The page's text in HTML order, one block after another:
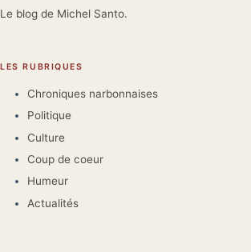
Le blog de Michel Santo.
LES RUBRIQUES
Chroniques narbonnaises
Politique
Culture
Coup de coeur
Humeur
Actualités